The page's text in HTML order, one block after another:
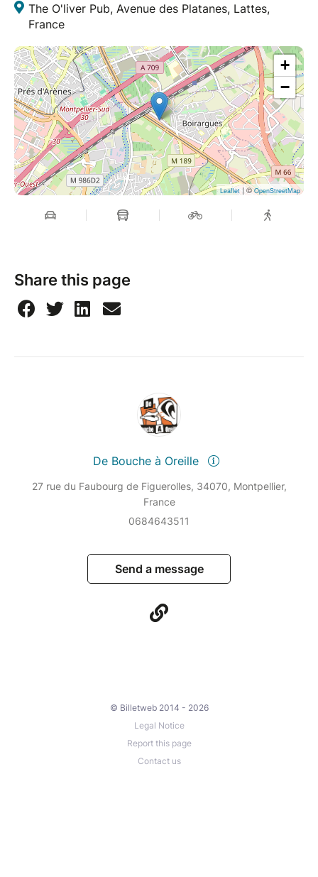
The O'liver Pub, Avenue des Platanes, Lattes,
France
+
−
Leaflet | ©OpenStreetMap
Share this page
De Bouche à Oreille
27 rue du Faubourg de Figuerolles, 34070, Montpellier,
France
0684643511
Send a message
© Billetweb 2014 - 2026
Legal Notice
Report this page
Contact us